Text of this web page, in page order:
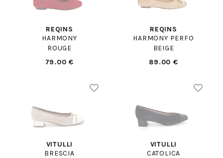
REQINS
HARMONY
ROUGE
79.00 €
REQINS
HARMONY PERFO
BEIGE
89.00 €
VITULLI
BRESCIA
VITULLI
CATOLICA